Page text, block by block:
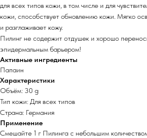
для всех типов кожи, в том числе и для
кожи, способствует обновлению кожи. Мягко
и разглаживает кожу.
Пилинг не содержит отдушек и хорошо
эпидермальным барьером!
Активные ингредиенты
Папаин
Характеристики
Объём: 30 g
Тип кожи: Для всех типов
Страна: Германия
Применение
Смешайте 1 г Пилинга с небольшим